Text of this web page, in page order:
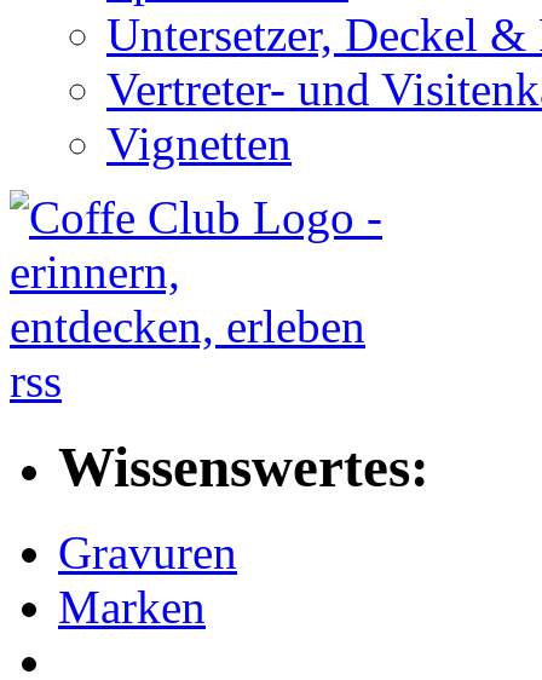
Untersetzer, Deckel &
Vertreter- und
Vignetten
rss
Wissenswertes:
Gravuren
Marken